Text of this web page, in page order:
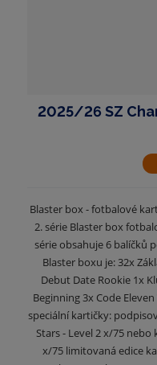
2025/26 SZ
Blaster box - fotbalové
2. série Blaster box
série obsahuje 6 balíčků
Blaster boxu je: 32x
Debut Date Rookie 1x
Beginning 3x Code
speciální kartičky:
Stars - Level 2 x/75 nebo
x/75 limitovaná edice